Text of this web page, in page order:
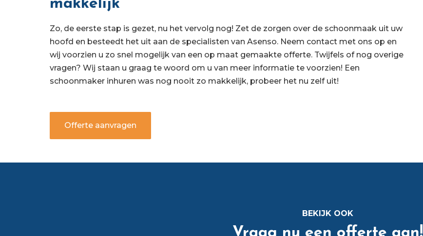
makkelijk
Zo, de eerste stap is gezet, nu het vervolg nog! Zet de zorgen over de schoonmaak uit uw
hoofd en besteedt het uit aan de specialisten van Asenso. Neem contact met ons op en
wij voorzien u zo snel mogelijk van een op maat gemaakte offerte. Twijfels of nog overige
vragen? Wij staan u graag te woord om u van meer informatie te voorzien! Een
schoonmaker inhuren was nog nooit zo makkelijk, probeer het nu zelf uit!
Offerte aanvragen
BEKIJK OOK